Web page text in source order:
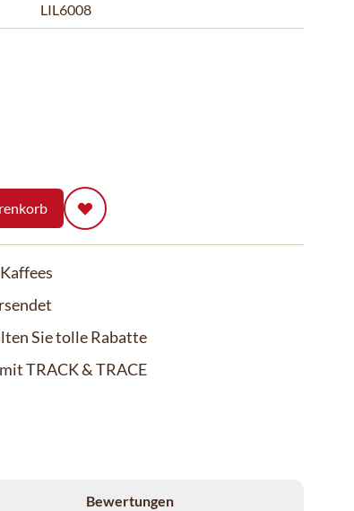
LIL6008
Sie tolle Rabatte
TRACK & TRACE
Bewertungen